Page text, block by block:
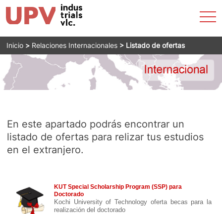
Saltar
al
contenido
La ETSII
Admisión
Estudios
Servicios
Horarios
Empresas
Internacional
Actualidad
Accesibilidad
Buscar
Emergencias
Directorio
Inicio > Relaciones Internacionales > Listado de ofertas
En este apartado podrás encontrar un
listado de ofertas para relizar tus estudios
en el extranjero.
KUT Special Scholarship Program (SSP) para
Doctorado
Kochi University of Technology oferta becas para la
realización del doctorado